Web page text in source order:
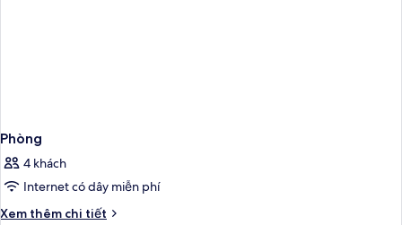
Phòng
4 khách
Internet có dây miễn phí
Xem thêm chi tiết
Chi